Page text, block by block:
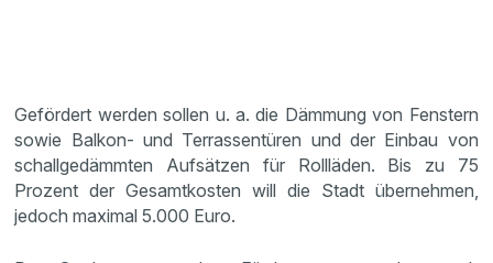
Gefördert werden sollen u. a. die Dämmung von Fenstern
sowie Balkon- und Terrassentüren und der Einbau von
schallgedämmten Aufsätzen für Rollläden. Bis zu 75
Prozent der Gesamtkosten will die Stadt übernehmen,
jedoch maximal 5.000 Euro.